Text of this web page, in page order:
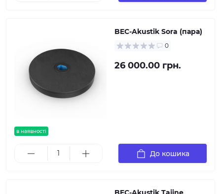
в наявності
BEC-Akustik Sora (пара)
0
26 000.00 грн.
До кошика